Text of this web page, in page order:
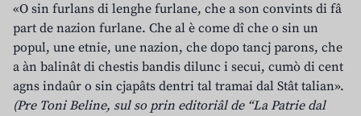
«O sin furlans di lenghe furlane, che a son convints di fâ
part de nazion furlane. Che al è come dî che o sin un
popul, une etnie, une nazion, che dopo tancj parons, che
a àn balinât di chestis bandis dilunc i secui, cumò di cent
agns indaûr o sin cjapâts dentri tal tramai dal Stât talian».
(Pre Toni Beline, sul so prin editoriâl de “La Patrie dal